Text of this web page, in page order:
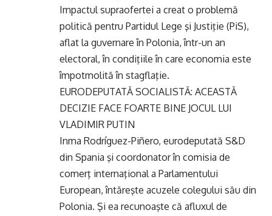
Impactul supraofertei a creat o problemă
politică pentru Partidul Lege şi Justiţie (PiS),
aflat la guvernare în Polonia, într-un an
electoral, în condiţiile în care economia este
împotmolită în stagflaţie.
EURODEPUTATĂ SOCIALISTĂ: ACEASTĂ
DECIZIE FACE FOARTE BINE JOCUL LUI
VLADIMIR PUTIN
Inma Rodríguez-Piñero, eurodeputată S&D
din Spania şi coordonator în comisia de
comerţ internaţional a Parlamentului
European, întăreşte acuzele colegului său din
Polonia. Şi ea recunoaşte că afluxul de